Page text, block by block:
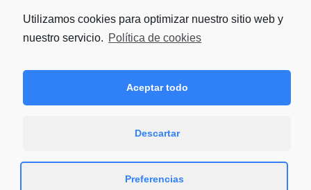
Haz clic para aceptar las
activar este contenido
Utilizamos cookies para optimizar nuestro sitio web y
nuestro servicio. Política de cookies
Aceptar todo
Descartar
Preferencias